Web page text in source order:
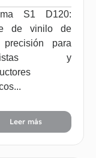
S1 D120:
de vinilo de
para
y
Leer más